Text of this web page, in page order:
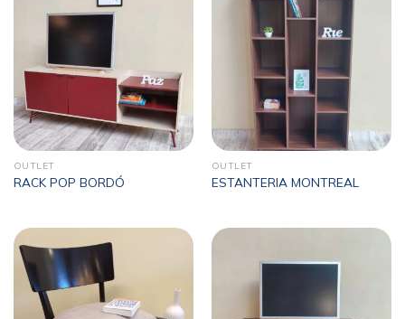
OUTLET
RACK POP BORDÓ
OUTLET
ESTANTERIA MONTREAL